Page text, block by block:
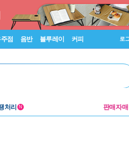
점 음반 블루레이 커피 로
처리N 판매자매